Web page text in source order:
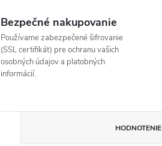
Bezpečné nakupovanie
Používame zabezpečené šifrovanie
(SSL certifikát) pre ochranu vašich
osobných údajov a platobných
informácií.
HODNOTENIE